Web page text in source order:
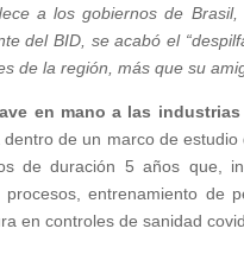
a los gobiernos de
del BID, se acabó el
de la región, más que su
en mano a las industrias
de un marco de
de duración 5 años que,
entrenamiento de
en controles de sanidad